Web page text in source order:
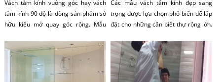
Vách tắm kính vuông góc hay vách
tắm kính 90 độ là dòng sản phẩm sở
hữu kiểu mở quay góc rộng. Mẫu
tại nhiều công trình dân dụng khác
nhau. Lý do là vì dòng sản phẩm có
kết cấu tiện dụng với giá bán rất rẻ.
Các mẫu vách tắm kính đẹp sang
trọng được lựa chọn phổ biến để lắp
đặt cho những căn biệt thự rộng lớn.
chỉ mang vẻ chắc chắn từ kính mà
còn đẹp đến từ thiết kế.